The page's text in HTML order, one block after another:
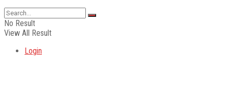
No Result
View All Result
Login